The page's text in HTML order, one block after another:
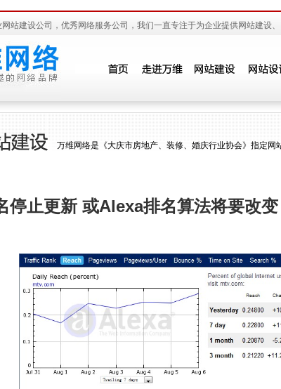
站建设公司，优秀网络服务公司，我们一直专注于为企业提供网站建设、
万维网络是《大庆市房地产、装修、婚庆行业协会》指定网
停止更新 或Alexa排名算法将要改变